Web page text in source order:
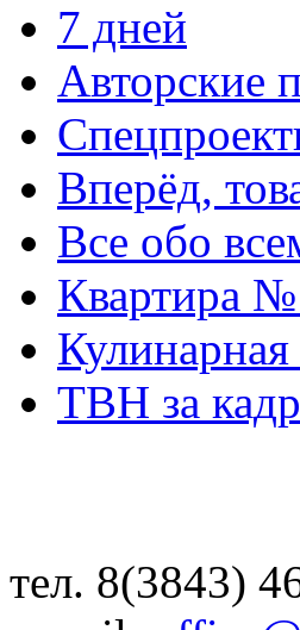
7 дней
Авторские
Вперёд,
Все обо
Квартира
ТВН за
тел. 8(3843)